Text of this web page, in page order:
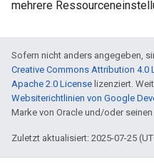
mehrere
Sofern nicht anders angegeben,
Creative Commons Attribution 4.0
Apache 2.0 License lizenziert.
Websiterichtlinien von Google
Marke von Oracle und/oder seinen
Zuletzt aktualisiert: 2025-07-25